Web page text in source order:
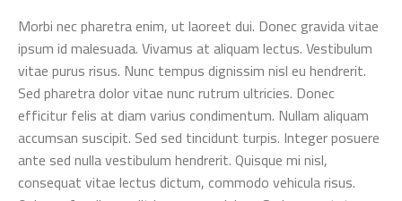
Morbi nec pharetra enim, ut laoreet dui. Donec gravida vitae
ipsum id malesuada. Vivamus at aliquam lectus. Vestibulum
vitae purus risus. Nunc tempus dignissim nisl eu hendrerit.
Sed pharetra dolor vitae nunc rutrum ultricies. Donec
efficitur felis at diam varius condimentum. Nullam aliquam
accumsan suscipit. Sed sed tincidunt turpis. Integer posuere
ante sed nulla vestibulum hendrerit. Quisque mi nisl,
consequat vitae lectus dictum, commodo vehicula risus.